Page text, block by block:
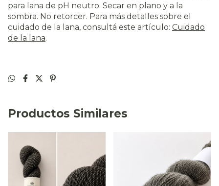
para lana de pH neutro. Secar en plano y a la
sombra. No retorcer. Para más detalles sobre el
cuidado de la lana, consultá este artículo: Cuidado
de la lana.
Productos Similares